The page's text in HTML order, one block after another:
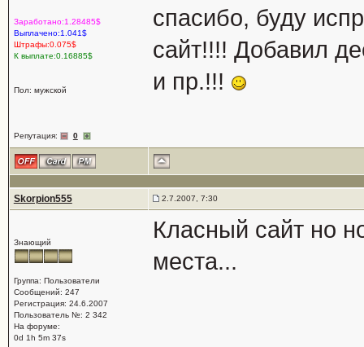
Заработано:1.28485$
Выплачено:1.041$
Штрафы:0.075$
К выплате:0.16885$
Пол: мужской
Репутация: 0
спасибо, буду
сайт!!!! Добавил
и пр.!!!
Skorpion555 2.7.2007, 7:30
Знающий
Группа: Пользователи
Сообщений: 247
Регистрация: 24.6.2007
Пользователь №: 2 342
На форуме:
0d 1h 5m 37s
Класный сайт но
места...